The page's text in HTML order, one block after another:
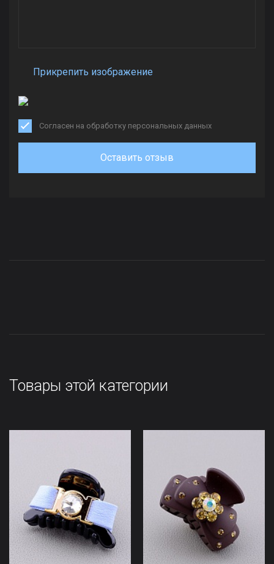
Прикрепить изображение
Согласен на обработку персональных данных
Оставить отзыв
Товары этой категории